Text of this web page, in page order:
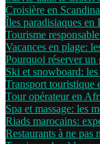
Croisière en
Îles paradisiaques en
Tourisme
Vacances en plage:
Pourquoi réserver un
Ski et snowboard:
Transport touristique
Tour opérateur en
Spa et massage: les
Riads marocains:
Restaurants à ne pas